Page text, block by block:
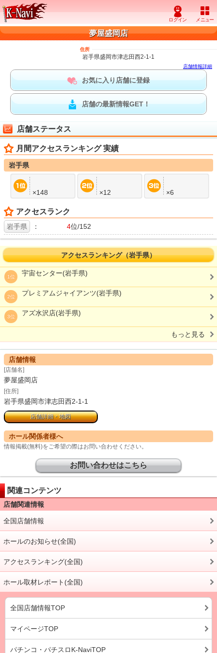
夢屋盛岡店
住所
岩手県盛岡市津志田西2-1-1
店舗情報詳細
お気に入り店舗に登録
店舗の最新情報GET！
店舗ステータス
月間アクセスランキング 実績
岩手県
×148 ×12 ×6
アクセスランク
岩手県 ： 4位/152
アクセスランキング（岩手県）
1位 宇宙センター(岩手県)
2位 プレミアムジャイアンツ(岩手県)
3位 アズ水沢店(岩手県)
もっと見る
店舗情報
[店舗名]
夢屋盛岡店
[住所]
岩手県盛岡市津志田西2-1-1
店舗詳細・地図
ホール関係者様へ
情報掲載(無料)をご希望の際はお問い合わせください。
お問い合わせはこちら
関連コンテンツ
店舗関連情報
全国店舗情報
ホールのお知らせ(全国)
アクセスランキング(全国)
ホール取材レポート(全国)
全国店舗情報TOP
マイページTOP
パチンコ・パチスロK-NaviTOP